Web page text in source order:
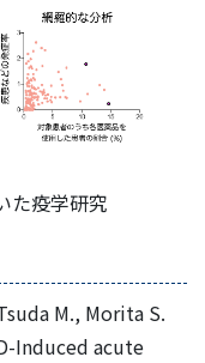
た疫学研究
M., Morita S.
Induced acute